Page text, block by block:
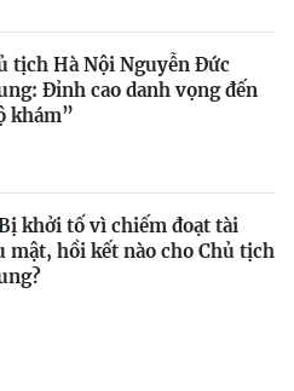
tịch Hà Nội Nguyễn Đức
Đỉnh cao danh vọng đến
khám”
khởi tố vì chiếm đoạt tài
mật, hồi kết nào cho Chủ tịch